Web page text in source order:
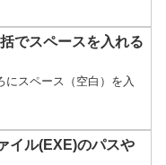
でスペースを入れる
にスペース（空白）を入
イル(EXE)のパスや